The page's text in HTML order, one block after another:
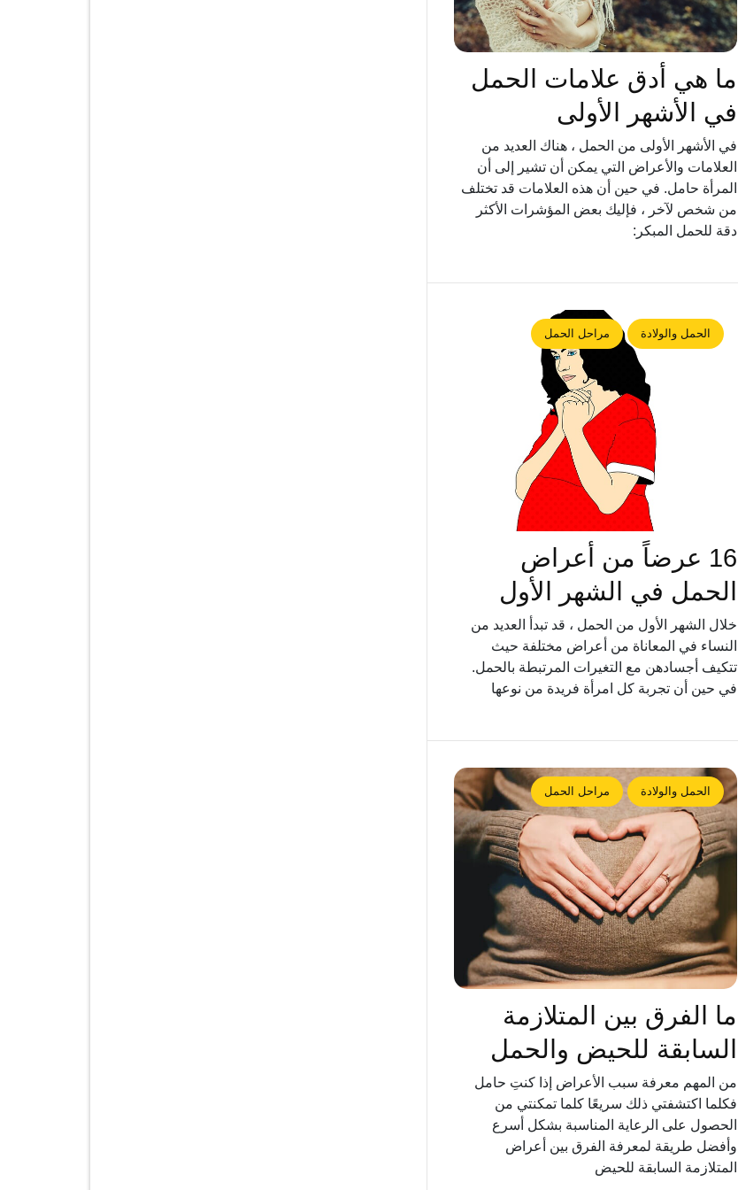
ما هي أدق علامات الحمل
في الأشهر الأولى
في الأشهر الأولى من الحمل ، هناك العديد من
العلامات والأعراض التي يمكن أن تشير إلى أن
المرأة حامل. في حين أن هذه العلامات قد تختلف
من شخص لآخر ، فإليك بعض المؤشرات الأكثر
دقة للحمل المبكر:
الحمل والولادة مراحل الحمل
16 عرضاً من أعراض
الحمل في الشهر الأول
خلال الشهر الأول من الحمل ، قد تبدأ العديد من
النساء في المعاناة من أعراض مختلفة حيث
تتكيف أجسادهن مع التغيرات المرتبطة بالحمل.
في حين أن تجربة كل امرأة فريدة من نوعها
الحمل والولادة مراحل الحمل
ما الفرق بين المتلازمة
السابقة للحيض والحمل
من المهم معرفة سبب الأعراض إذا كنتِ حامل
فكلما اكتشفتي ذلك سريعًا كلما تمكنتي من
الحصول على الرعاية المناسبة بشكل أسرع
وأفضل طريقة لمعرفة الفرق بين أعراض
المتلازمة السابقة للحيض